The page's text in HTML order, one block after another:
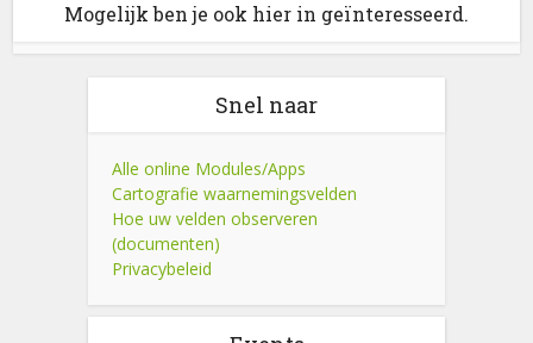
Mogelijk ben je ook hier in geïnteresseerd.
Snel naar
Alle online Modules/Apps
Cartografie waarnemingsvelden
Hoe uw velden observeren
(documenten)
Privacybeleid